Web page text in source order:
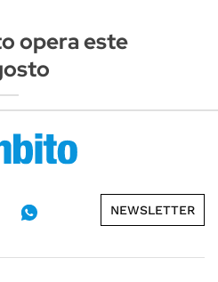
opera este
NEWSLETTER